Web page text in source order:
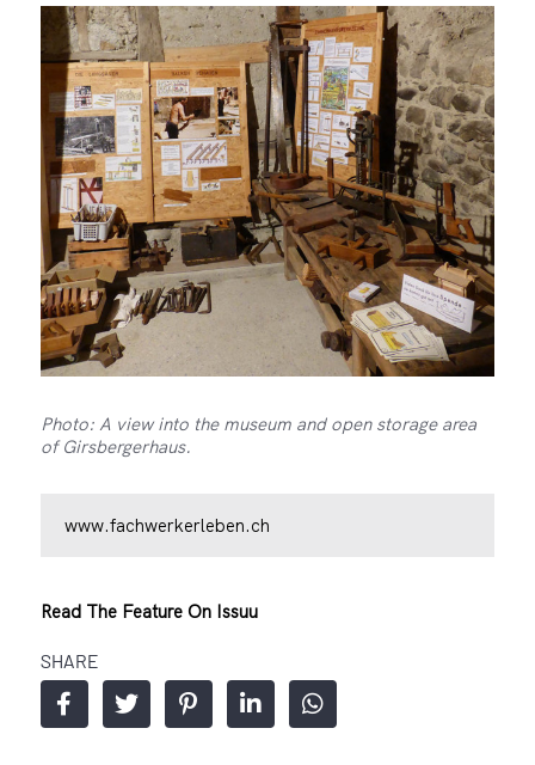
Photo: A view into the museum and open storage area
of Girsbergerhaus.
www.fachwerkerleben.ch
Read The Feature On Issuu
SHARE